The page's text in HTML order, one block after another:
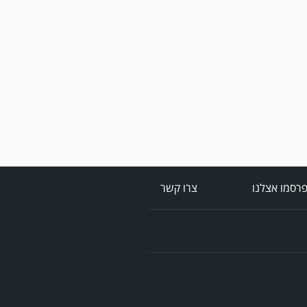
פרסמו אצלנו צרו קשר